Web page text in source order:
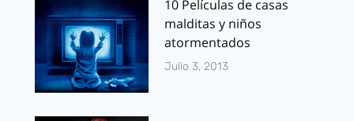
10 Películas de casas
malditas y niños
atormentados
Julio 3, 2013